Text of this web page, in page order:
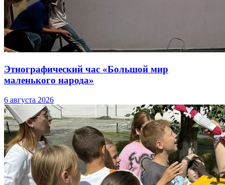
Этнографический час «Большой мир
маленького народа»
6 августа 2026